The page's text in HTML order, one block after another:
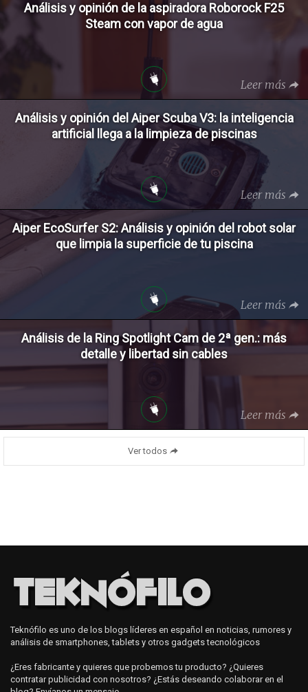
Análisis y opinión de la aspiradora Roborock F25
Steam con vapor de agua
Leer más
Análisis y opinión del Aiper Scuba V3: la inteligencia
artificial llega a la limpieza de piscinas
Leer más
Aiper EcoSurfer S2: Análisis y opinión del robot solar
que limpia la superficie de tu piscina
Leer más
Análisis de la Ring Spotlight Cam de 2ª gen.: más
detalle y libertad sin cables
Leer más
Ver todos
Teknófilo es uno de los blogs líderes en español en noticias, rumores y
análisis de smartphones, tablets y otros gadgets tecnológicos
¿Eres fabricante y quieres que probemos tu producto? ¿Quieres
contratar publicidad con nosotros? ¿Estás deseando colaborar en el